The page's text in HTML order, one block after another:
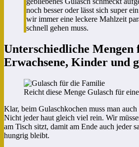
noch besser oder lässt sich super
wir immer eine leckere Mahlzeit
schnell gehen muss.
Unterschiedliche Mengen
Erwachsene, Kinder und
Reicht diese Menge Gulasch für
Klar, beim Gulaschkochen muss man auch
Nicht jeder haut gleich viel rein. Wir
am Tisch sitzt, damit am Ende auch jeder
hungrig bleibt.